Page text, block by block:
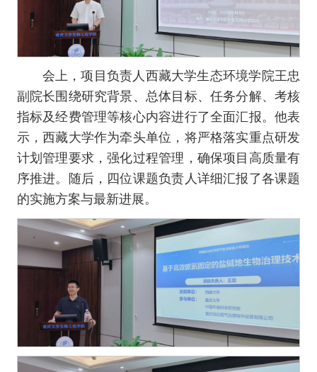
会上，项目负责人西藏大学生态环境学院王忠
副院长围绕研究背景、总体目标、任务分解、考核
指标及经费管理等核心内容进行了全面汇报。他表
示，西藏大学作为牵头单位，将严格落实重点研发
计划管理要求，强化过程管理，确保项目高质量有
序推进。随后，四位课题负责人详细汇报了各课题
的实施方案与最新进展。